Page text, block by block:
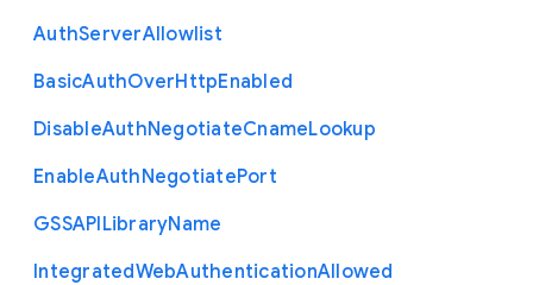
AuthServerAllowlist
BasicAuthOverHttpEnabled
DisableAuthNegotiateCnameLookup
EnableAuthNegotiatePort
GSSAPILibraryName
IntegratedWebAuthenticationAllowed